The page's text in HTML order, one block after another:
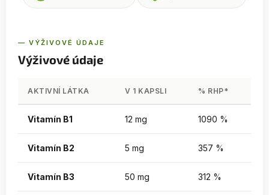
— VÝŽIVOVÉ ÚDAJE
Výživové údaje
AKTIVNÍ LÁTKA V 1 KAPSLI % RHP*
Vitamín B1 12 mg 1090 %
Vitamín B2 5 mg 357 %
Vitamín B3 50 mg 312 %